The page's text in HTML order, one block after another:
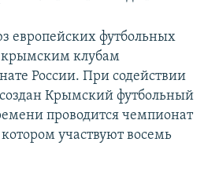
европейских футбольных
крымским клубам
России. При содействии
Крымский футбольный
проводится чемпионат
участвуют восемь